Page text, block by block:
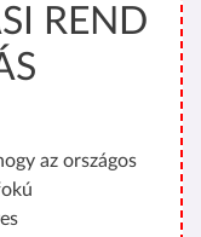
REND
az országos